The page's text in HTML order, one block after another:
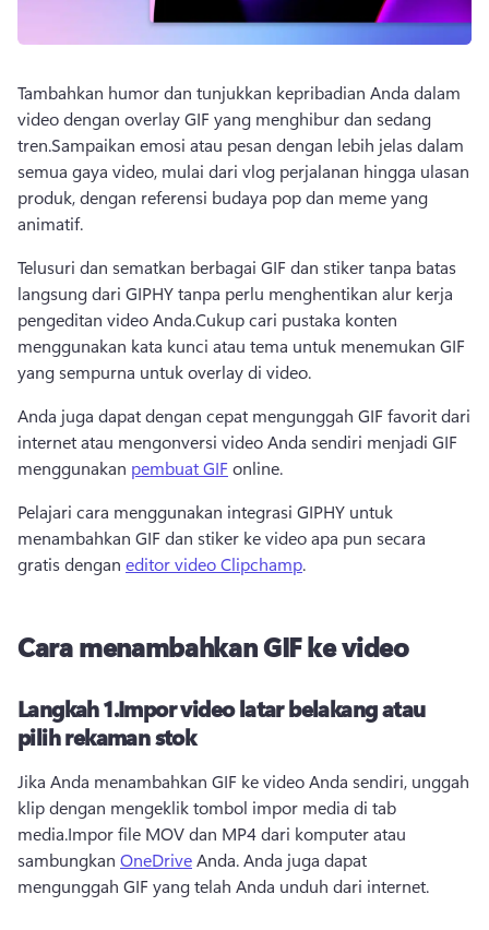
Tambahkan humor dan tunjukkan kepribadian Anda dalam
video dengan overlay GIF yang menghibur dan sedang
tren.Sampaikan emosi atau pesan dengan lebih jelas dalam
semua gaya video, mulai dari vlog perjalanan hingga ulasan
produk, dengan referensi budaya pop dan meme yang
animatif.
Telusuri dan sematkan berbagai GIF dan stiker tanpa batas
langsung dari GIPHY tanpa perlu menghentikan alur kerja
pengeditan video Anda.Cukup cari pustaka konten
menggunakan kata kunci atau tema untuk menemukan GIF
yang sempurna untuk overlay di video.
Anda juga dapat dengan cepat mengunggah GIF favorit dari
internet atau mengonversi video Anda sendiri menjadi GIF
menggunakan pembuat GIF online.
Pelajari cara menggunakan integrasi GIPHY untuk
menambahkan GIF dan stiker ke video apa pun secara
gratis dengan editor video Clipchamp.
Cara menambahkan GIF ke video
Langkah 1.Impor video latar belakang atau
pilih rekaman stok
Jika Anda menambahkan GIF ke video Anda sendiri, unggah
klip dengan mengeklik tombol impor media di tab
media.Impor file MOV dan MP4 dari komputer atau
sambungkan OneDrive Anda. Anda juga dapat
mengunggah GIF yang telah Anda unduh dari internet.